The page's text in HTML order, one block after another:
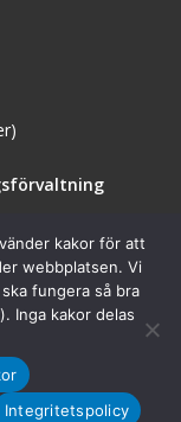
(öppnas
nytt
fönster)
kakor för att
webbplatsen. Vi
fungera så bra
Inga kakor delas
Integritetspolicy